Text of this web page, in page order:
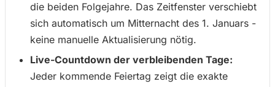
die beiden Folgejahre. Das Zeitfenster verschiebt
sich automatisch um Mitternacht des 1. Januars -
keine manuelle Aktualisierung nötig.
Live-Countdown der verbleibenden Tage:
Jeder kommende Feiertag zeigt die exakte